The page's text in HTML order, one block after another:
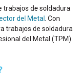
trabajos de soldadura
del Metal
. Con
trabajos de soldadura
del Metal (TPM).